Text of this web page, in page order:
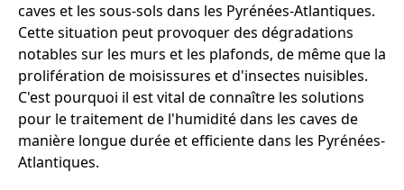
caves et les sous-sols dans les Pyrénées-Atlantiques.
Cette situation peut provoquer des dégradations
notables sur les murs et les plafonds, de même que la
prolifération de moisissures et d'insectes nuisibles.
C'est pourquoi il est vital de connaître les solutions
pour le traitement de l'humidité dans les caves de
manière longue durée et efficiente dans les Pyrénées-
Atlantiques.